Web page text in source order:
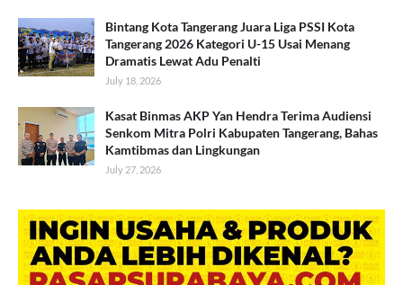
Bintang Kota Tangerang Juara Liga PSSI Kota
Tangerang 2026 Kategori U-15 Usai Menang
Dramatis Lewat Adu Penalti
July 18, 2026
Kasat Binmas AKP Yan Hendra Terima Audiensi
Senkom Mitra Polri Kabupaten Tangerang, Bahas
Kamtibmas dan Lingkungan
July 27, 2026